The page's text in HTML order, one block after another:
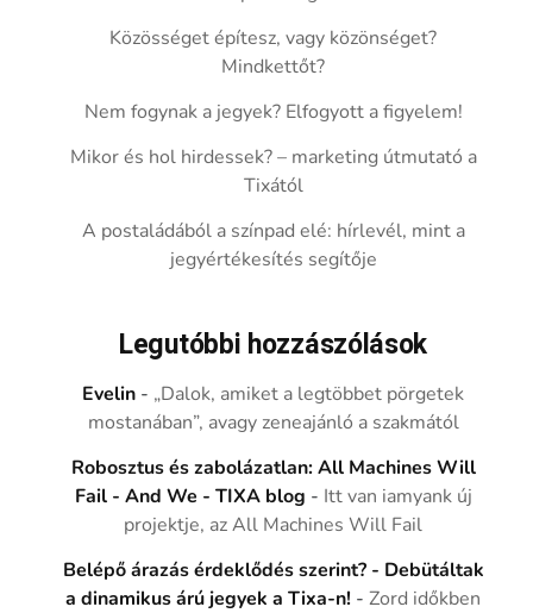
Közösséget építesz, vagy közönséget?
Mindkettőt?
Nem fogynak a jegyek? Elfogyott a figyelem!
Mikor és hol hirdessek? – marketing útmutató a
Tixától
A postaládából a színpad elé: hírlevél, mint a
jegyértékesítés segítője
Legutóbbi hozzászólások
Evelin - „Dalok, amiket a legtöbbet pörgetek
mostanában”, avagy zeneajánló a szakmától
Robosztus és zabolázatlan: All Machines Will
Fail - And We - TIXA blog - Itt van iamyank új
projektje, az All Machines Will Fail
Belépő árazás érdeklődés szerint? - Debütáltak
a dinamikus árú jegyek a Tixa-n! -Zord időkben